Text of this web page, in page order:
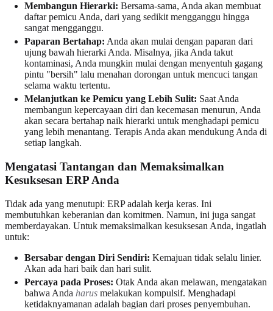
Membangun Hierarki: Bersama-sama, Anda akan membuat
daftar pemicu Anda, dari yang sedikit mengganggu hingga
sangat mengganggu.
Paparan Bertahap: Anda akan mulai dengan paparan dari
ujung bawah hierarki Anda. Misalnya, jika Anda takut
kontaminasi, Anda mungkin mulai dengan menyentuh gagang
pintu "bersih" lalu menahan dorongan untuk mencuci tangan
selama waktu tertentu.
Melanjutkan ke Pemicu yang Lebih Sulit: Saat Anda
membangun kepercayaan diri dan kecemasan menurun, Anda
akan secara bertahap naik hierarki untuk menghadapi pemicu
yang lebih menantang. Terapis Anda akan mendukung Anda di
setiap langkah.
Mengatasi Tantangan dan Memaksimalkan
Kesuksesan ERP Anda
Tidak ada yang menutupi: ERP adalah kerja keras. Ini
membutuhkan keberanian dan komitmen. Namun, ini juga sangat
memberdayakan. Untuk memaksimalkan kesuksesan Anda, ingatlah
untuk:
Bersabar dengan Diri Sendiri: Kemajuan tidak selalu linier.
Akan ada hari baik dan hari sulit.
Percaya pada Proses: Otak Anda akan melawan, mengatakan
bahwa Anda harus melakukan kompulsif. Menghadapi
ketidaknyamanan adalah bagian dari proses penyembuhan.